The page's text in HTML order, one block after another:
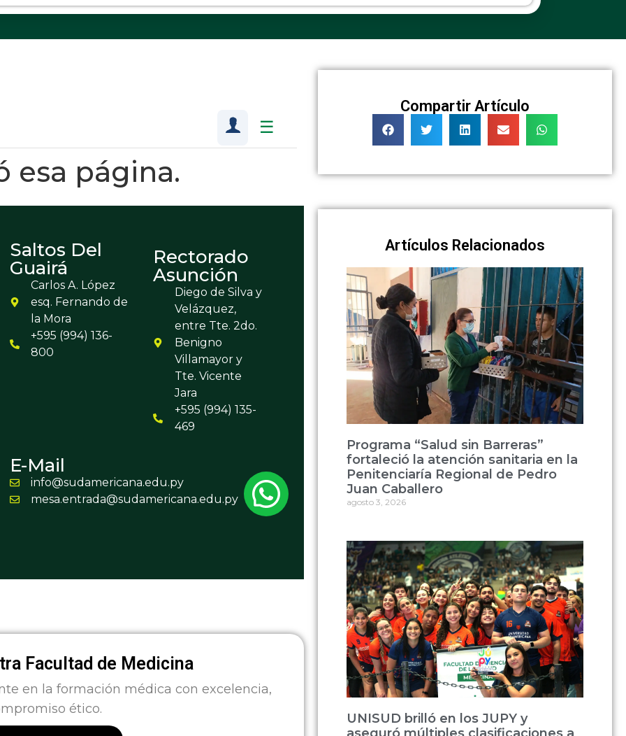
Facultad de Medicina
en la formación médica con excelencia,
ético.
Compartir Artículo
Artículos Relacionados
Programa “Salud sin Barreras”
fortaleció la atención sanitaria en la
Penitenciaría Regional de Pedro
Juan Caballero
agosto 3, 2026
UNISUD brilló en los JUPY y